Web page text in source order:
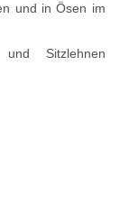
und in Ösen im
Sitzlehnen